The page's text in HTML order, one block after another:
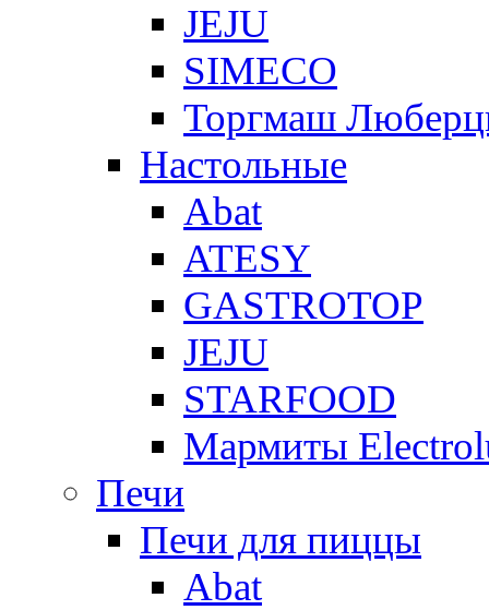
JEJU
SIMECO
Торгмаш
Настольные
Abat
ATESY
GASTROTOP
JEJU
STARFOOD
Мармиты
Печи
Печи для пиццы
Abat